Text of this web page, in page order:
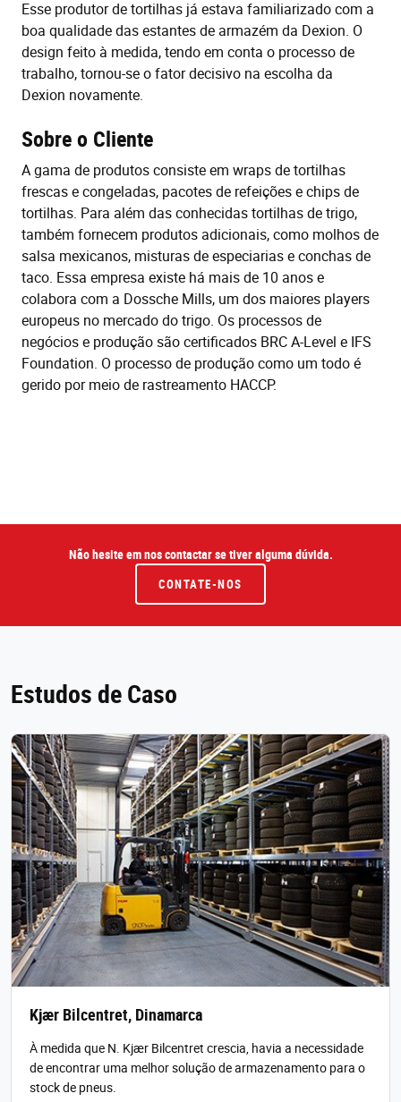
Esse produtor de tortilhas já estava familiarizado com a
boa qualidade das estantes de armazém da Dexion. O
design feito à medida, tendo em conta o processo de
trabalho, tornou-se o fator decisivo na escolha da
Dexion novamente.
Sobre o Cliente
A gama de produtos consiste em wraps de tortilhas
frescas e congeladas, pacotes de refeições e chips de
tortilhas. Para além das conhecidas tortilhas de trigo,
também fornecem produtos adicionais, como molhos de
salsa mexicanos, misturas de especiarias e conchas de
taco. Essa empresa existe há mais de 10 anos e
colabora com a Dossche Mills, um dos maiores players
europeus no mercado do trigo. Os processos de
negócios e produção são certificados BRC A-Level e IFS
Foundation. O processo de produção como um todo é
gerido por meio de rastreamento HACCP.
Não hesite em nos contactar se tiver alguma dúvida.
CONTATE-NOS
Estudos de Caso
Kjær Bilcentret, Dinamarca
À medida que N. Kjær Bilcentret crescia, havia a necessidade
de encontrar uma melhor solução de armazenamento para o
stock de pneus.